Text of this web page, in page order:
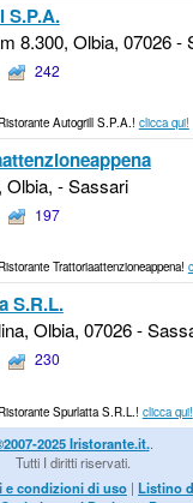
S.P.A.
8.300, Olbia, 07026 -
242
Autogrill S.P.A.! clicca qui!
Olbia, - Sassari
197
Trattoriaattenzioneappena!
S.R.L.
Olbia, 07026 -
230
Spurlatta S.R.L.! clicca qui!
2025 Iristorante.it..
Tutti I diritti riservati.
e condizioni di uso | Listino